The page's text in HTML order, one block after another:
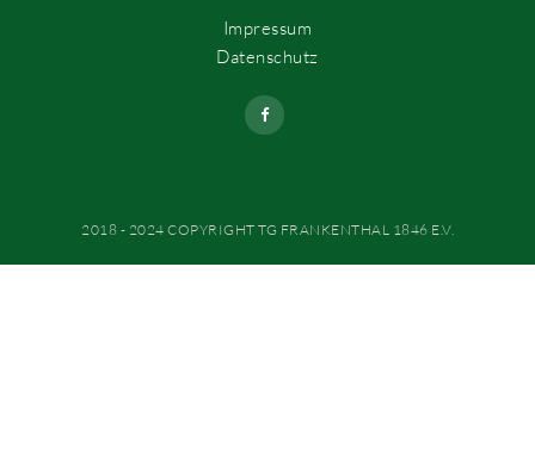
Impressum
Datenschutz
2018 - 2024 COPYRIGHT TG FRANKENTHAL 1846 E.V.